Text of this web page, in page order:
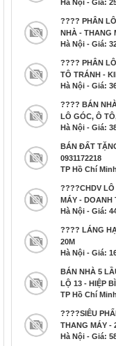
Hà Nội - Giá:
???? PHÂN
NHÀ - THANG
Hà Nội - Giá:
???? PHÂN
TÔ TRÁNH -
Hà Nội - Giá:
???? BÁN
LÔ GÓC, Ô
Hà Nội - Giá:
BÁN ĐẤT
0931172218
TP Hồ Chí
????CHDV LÔ
MÁY - DOANH
Hà Nội - Giá:
???? LÁNG
20M
Hà Nội - Giá:
BÁN NHÀ 5
LỘ 13 - HIỆP
TP Hồ Chí
????SIÊU
THANG MÁY -
Hà Nội - Giá: